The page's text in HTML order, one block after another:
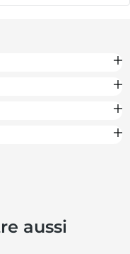
€99.00
aussi